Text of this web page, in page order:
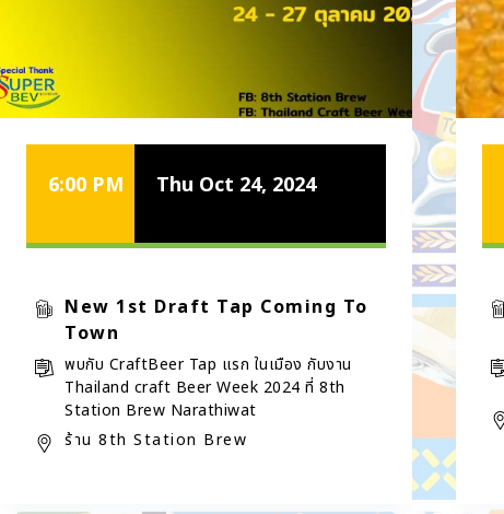
6:00 PM Thu Oct 24, 2024
New 1st Draft Tap Coming To
Town
พบกับ CraftBeer Tap แรก ในเมือง กับงาน
Thailand craft Beer Week 2024 ที่ 8th
Station Brew Narathiwat
ร้าน 8th Station Brew